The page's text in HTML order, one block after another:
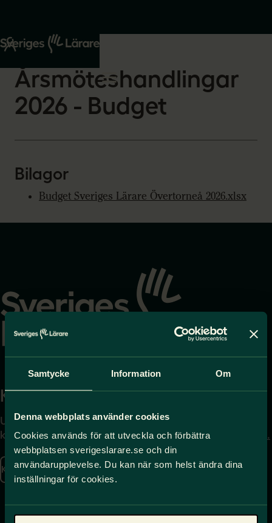
Samtycke Information Om
Denna webbplats använder cookies
Cookies används för att utveckla och förbättra
webbplatsen sverigeslarare.se och din
användarupplevelse. Du kan när som helst ändra dina
inställningar för cookies.
Start
Om oss
2026-03-12
Årsmöteshandlingar
2026 - Budget
Bilagor
Budget Sveriges Lärare Övertorneå 2026.xlsx
startsidan
Kontakta
Uppgifter om hur du
kontaktar oss finns här.
Kontakta oss
Press
Journalist – du når oss
på press@sverigeslarare.
se